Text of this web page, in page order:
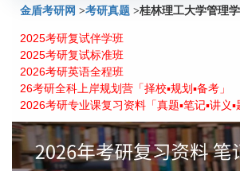
金盾考研网 >考研真题 >桂林理工大学管理
2025考研复试伴学班
2025考研复试标准班
2026考研英语全程班
26考研全科上岸规划营「择校▪规划▪备考」
2026考研专业课复习资料「真题▪笔记▪讲义▪